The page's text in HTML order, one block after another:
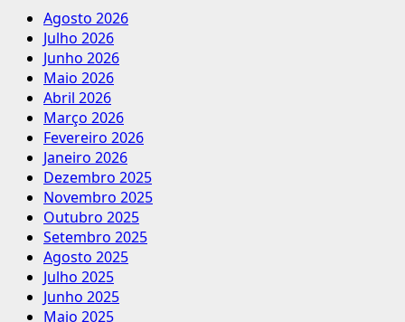
Agosto 2026
Julho 2026
Junho 2026
Maio 2026
Abril 2026
Março 2026
Fevereiro 2026
Janeiro 2026
Dezembro 2025
Novembro 2025
Outubro 2025
Setembro 2025
Agosto 2025
Julho 2025
Junho 2025
Maio 2025